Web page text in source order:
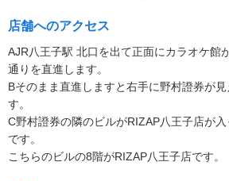
店舗へのアクセス
AJR八王子駅 北口を出て正面にカラオケ館
通りを直進します。
Bそのまま直進しますと右手に野村證券が
す。
C野村證券の隣のビルがRIZAP八王子店が
です。
こちらのビルの8階がRIZAP八王子店です。